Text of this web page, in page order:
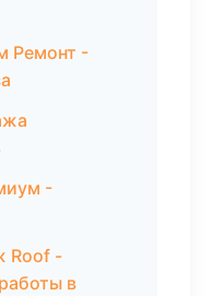
Ремонт -
-
Roof -
в